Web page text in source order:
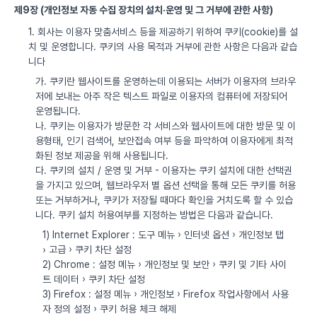
제9장 (개인정보 자동 수집 장치의 설치·운영 및 그 거부에 관한 사항)
1. 회사는 이용자 맞춤서비스 등을 제공하기 위하여 쿠키(cookie)를 설
치 및 운영합니다. 쿠키의 사용 목적과 거부에 관한 사항은 다음과 같습
니다
가. 쿠키란 웹사이트를 운영하는데 이용되는 서버가 이용자의 브라우
저에 보내는 아주 작은 텍스트 파일로 이용자의 컴퓨터에 저장되어
운영됩니다.
나. 쿠키는 이용자가 방문한 각 서비스와 웹사이트에 대한 방문 및 이
용형태, 인기 검색어, 보안접속 여부 등을 파악하여 이용자에게 최적
화된 정보 제공을 위해 사용됩니다.
다. 쿠키의 설치 / 운영 및 거부 - 이용자는 쿠키 설치에 대한 선택권
을 가지고 있으며, 웹브라우저 별 옵션 선택을 통해 모든 쿠키를 허용
또는 거부하거나, 쿠키가 저장될 때마다 확인을 거치도록 할 수 있습
니다. 쿠키 설치 허용여부를 지정하는 방법은 다음과 같습니다.
1) Internet Explorer : 도구 메뉴 › 인터넷 옵션 › 개인정보 탭
› 고급 › 쿠키 차단 설정
2) Chrome : 설정 메뉴 › 개인정보 및 보안 › 쿠키 및 기타 사이
트 데이터 › 쿠키 차단 설정
3) Firefox : 설정 메뉴 › 개인정보 › Firefox 작업사항에서 사용
자 정의 설정 › 쿠키 허용 체크 해제